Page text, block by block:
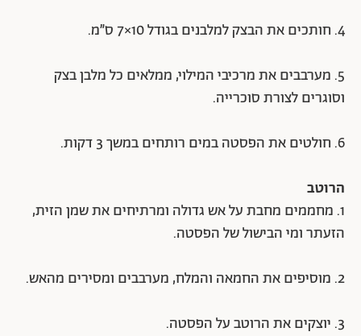
4. חותכים את הבצק למלבנים בגודל 10×7 ס״מ.
5. מערבבים את מרכיבי המילוי, ממלאים כל מלבן בצק
וסוגרים לצורת סוכרייה.
6. חולטים את הפסטה במים רותחים במשך 3 דקות.
הרוטב
1. מחממים מחבת על אש גדולה ומרתיחים את שמן הזית,
הזעתר ומי הבישול של הפסטה.
2. מוסיפים את החמאה והמלח, מערבבים ומסירים מהאש.
3. יוצקים את הרוטב על הפסטה.